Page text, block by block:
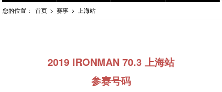
您的位置： 首页 > 赛事 > 上海站
2019 IRONMAN 70.3 上海站
参赛号码